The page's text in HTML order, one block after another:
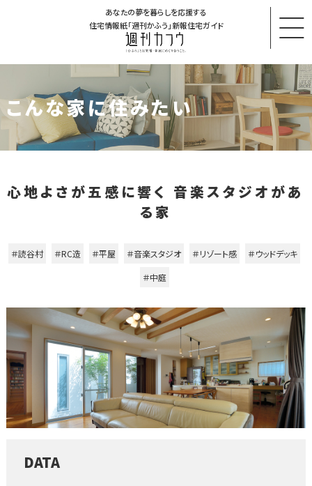
あなたの夢を暮らしを応援する
住宅情報紙「週刊かふう」新報住宅ガイド
こんな家に住みたい
心地よさが五感に響く 音楽スタジオがあ
る家
＃読谷村 ＃RC造 ＃平屋 ＃音楽スタジオ ＃リゾート感
＃ウッドデッキ
＃中庭
DATA